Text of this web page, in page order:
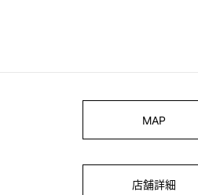
MAP
店舗詳細